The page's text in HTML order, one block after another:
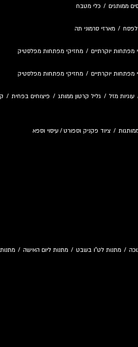
ממותגים / כלי מטבח
לפסח / מארזי סרמוני תה
מפתחות יוקרתיים / מחזיקי מפתחות מפלסטיק
מפתחות יוקרתיים / מחזיקי מפתחות מפלסטיק
עוגיות מזל / גליל קרטון ממותג / פיצוחים בפחית /
/ ציוד פקניק וספורט / עיסוי וספא
/ מתנות לט"ו בשבט / מתנות ליום האישה /